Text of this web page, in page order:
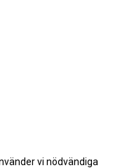
vi nödvändiga